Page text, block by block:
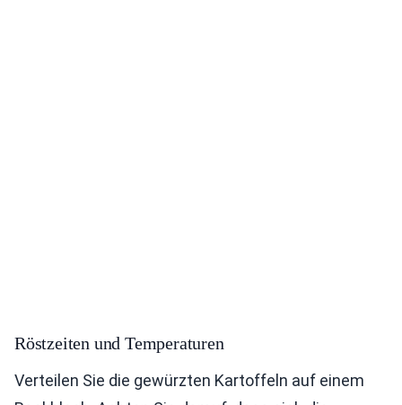
Röstzeiten und Temperaturen
Verteilen Sie die gewürzten Kartoffeln auf einem